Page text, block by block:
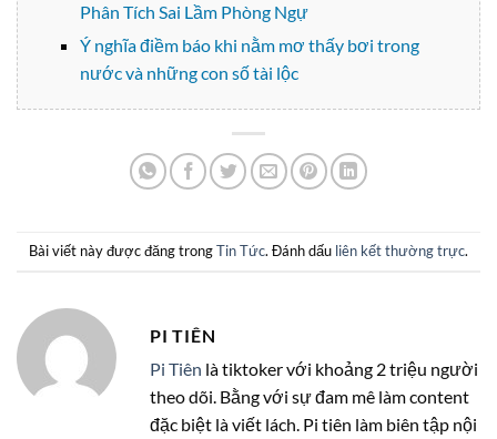
Phân Tích Sai Lầm Phòng Ngự
Ý nghĩa điềm báo khi nằm mơ thấy bơi trong
nước và những con số tài lộc
Bài viết này được đăng trongTin Tức. Đánh dấu liên kết thường trực.
PI TIÊN
Pi Tiên là tiktoker với khoảng 2 triệu người
theo dõi. Bằng với sự đam mê làm content
đặc biệt là viết lách. Pi tiên làm biên tập nội